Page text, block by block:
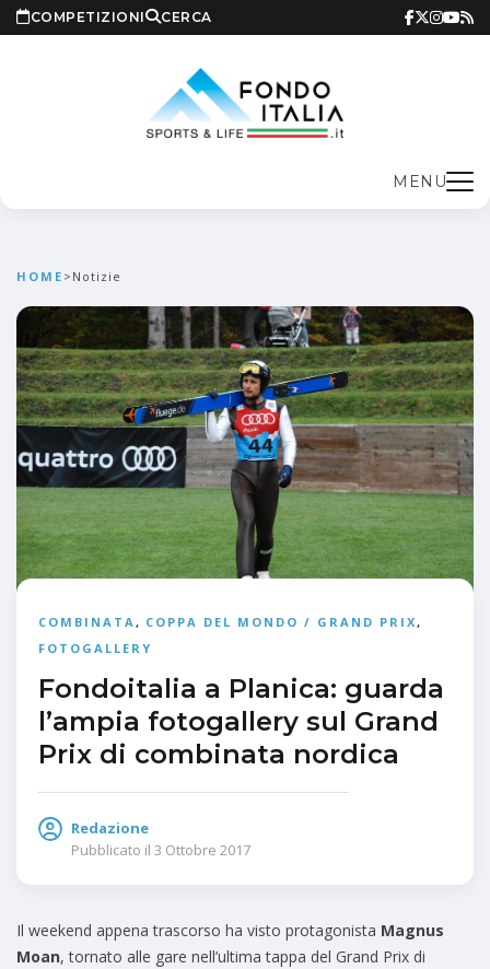
COMPETIZIONI CERCA
MENU
HOME > Notizie
COMBINATA, COPPA DEL MONDO / GRAND PRIX,
FOTOGALLERY
Fondoitalia a Planica: guarda
l’ampia fotogallery sul Grand
Prix di combinata nordica
Redazione
Pubblicato il 3 Ottobre 2017
Il weekend appena trascorso ha visto protagonista Magnus
Moan, tornato alle gare nell’ultima tappa del Grand Prix di